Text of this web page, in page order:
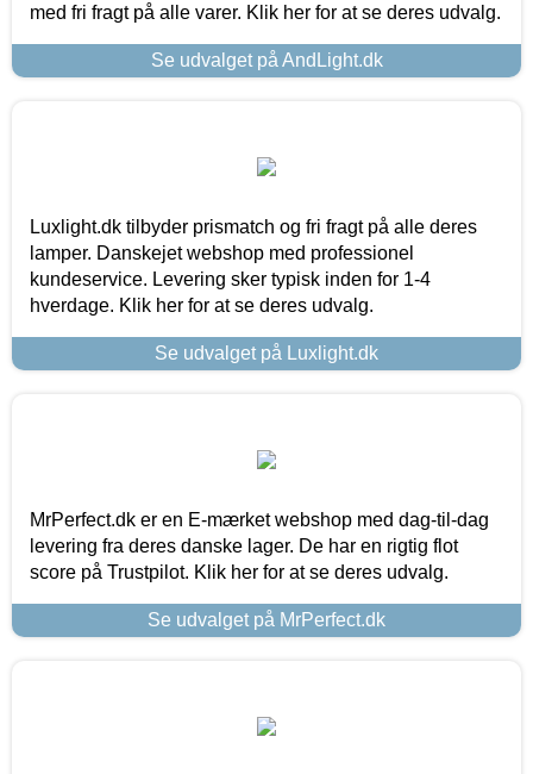
med fri fragt på alle varer. Klik her for at se deres udvalg.
Se udvalget på AndLight.dk
Luxlight.dk tilbyder prismatch og fri fragt på alle deres
lamper. Danskejet webshop med professionel
kundeservice. Levering sker typisk inden for 1-4
hverdage. Klik her for at se deres udvalg.
Se udvalget på Luxlight.dk
MrPerfect.dk er en E-mærket webshop med dag-til-dag
levering fra deres danske lager. De har en rigtig flot
score på Trustpilot. Klik her for at se deres udvalg.
Se udvalget på MrPerfect.dk